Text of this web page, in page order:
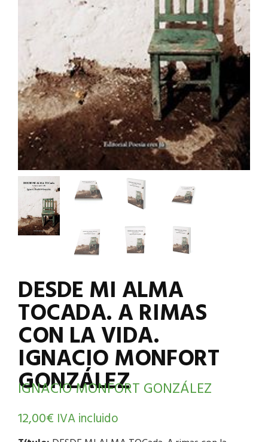
DESDE MI ALMA
TOCADA. A RIMAS
CON LA VIDA.
IGNACIO MONFORT
GONZÁLEZ
IGNACIO MONFORT GONZÁLEZ
12,00€ IVA incluido